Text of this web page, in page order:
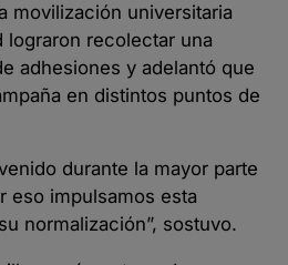
movilización universitaria
lograron recolectar una
adhesiones y adelantó que
en distintos puntos de
durante la mayor parte
eso impulsamos esta
normalización”, sostuvo.